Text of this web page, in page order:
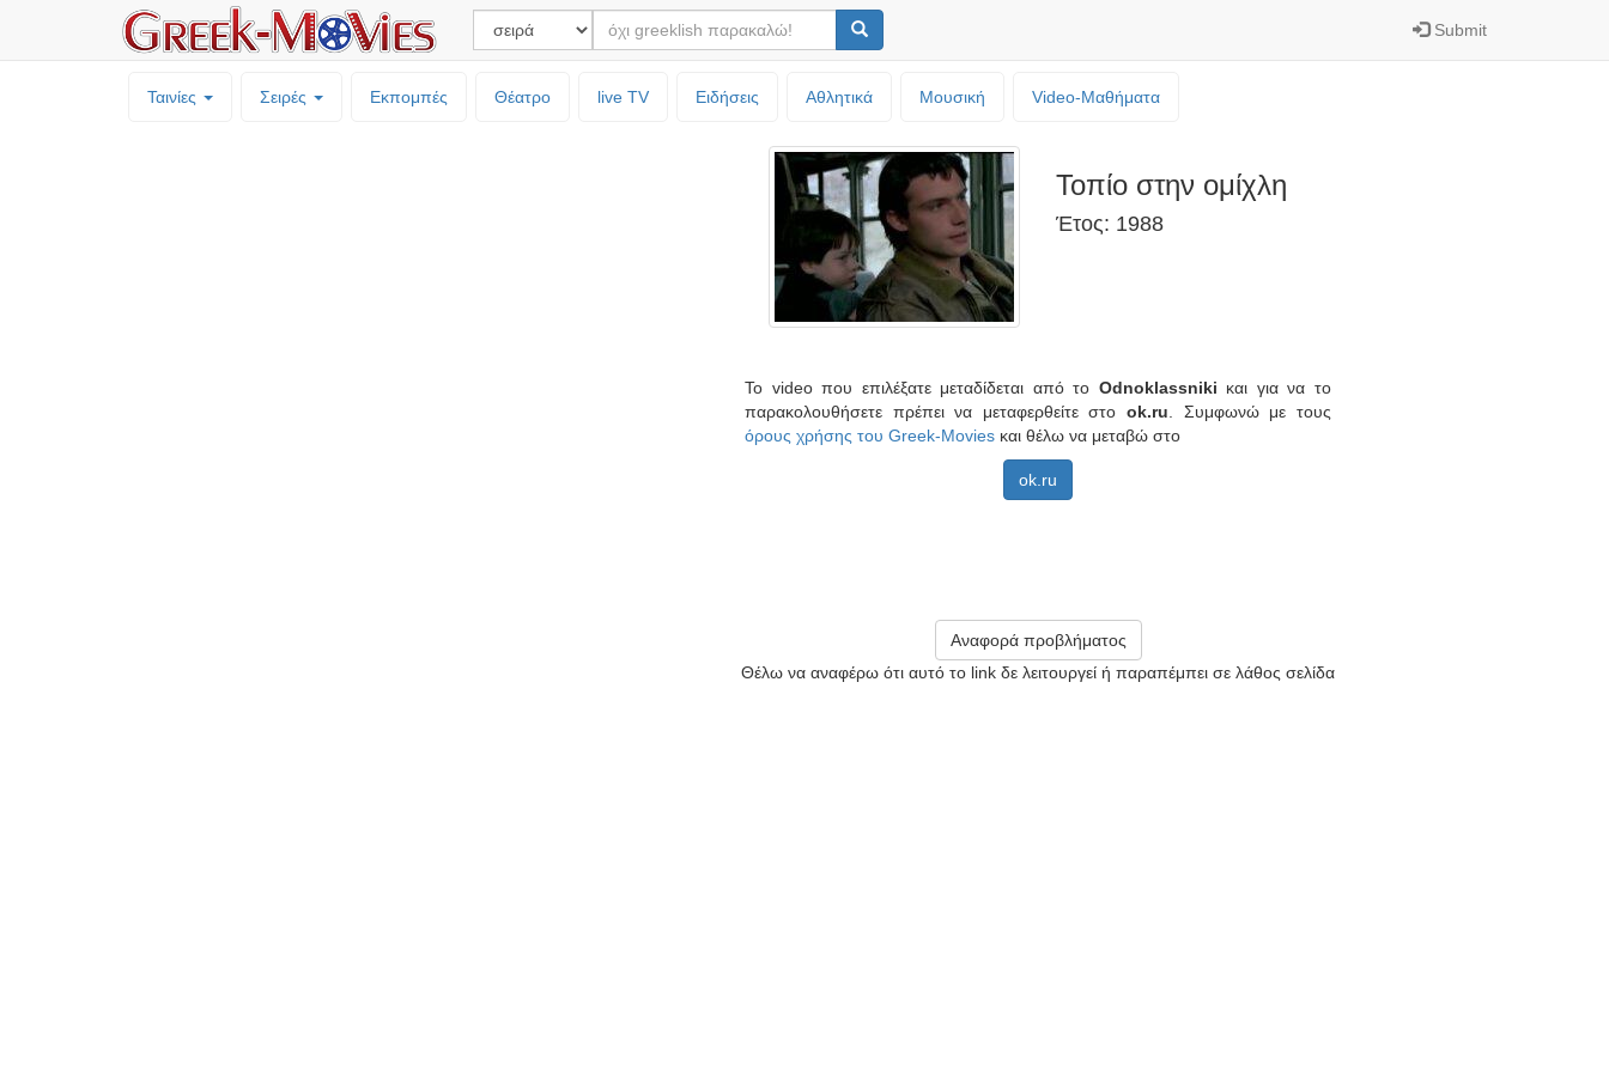
Submit
Ταινίες Σειρές Εκπομπές Θέατρο live TV Ειδήσεις Αθλητικά Μουσική Video-Mαθήματα
Τοπίο στην ομίχλη
Έτος: 1988
Το video που επιλέξατε μεταδίδεται από το Odnoklassniki και για να το
παρακολουθήσετε πρέπει να μεταφερθείτε στοok.ru . Συμφωνώ με τους
όρους χρήσης του Greek-Moviesκαι θέλω να μεταβώ στο
ok.ru
Αναφορά προβλήματος
Θέλω να αναφέρω ότι αυτό το link δε λειτουργεί ή παραπέμπει σε λάθος σελίδα